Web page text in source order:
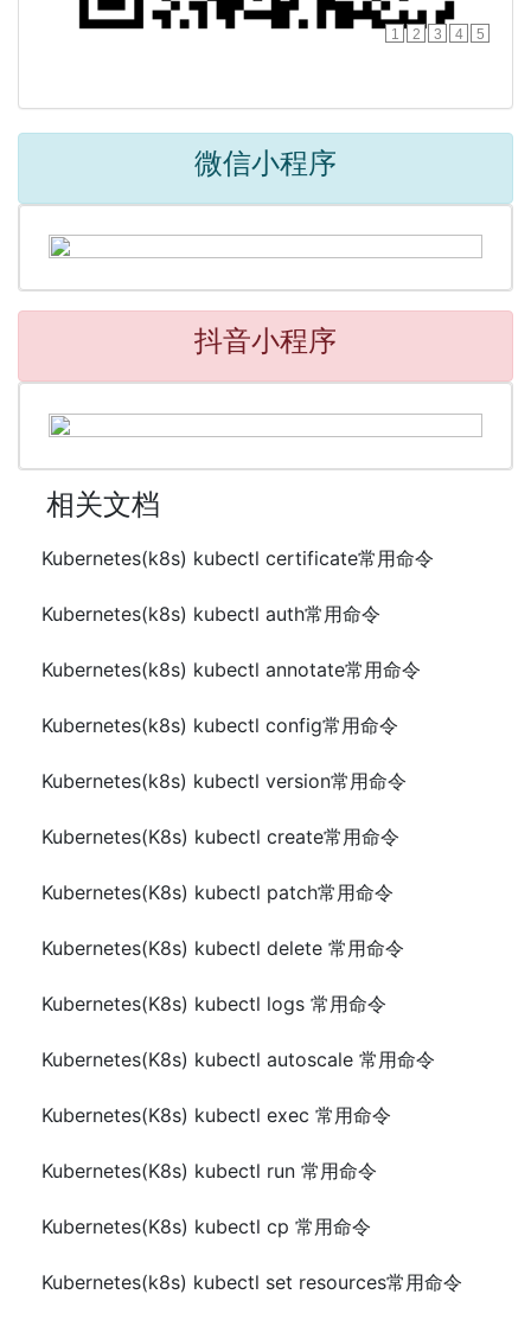
1 2 3 4 5
微信小程序
抖音小程序
相关文档
Kubernetes(k8s) kubectl certificate常用命令
Kubernetes(k8s) kubectl auth常用命令
Kubernetes(k8s) kubectl annotate常用命令
Kubernetes(k8s) kubectl config常用命令
Kubernetes(k8s) kubectl version常用命令
Kubernetes(K8s) kubectl create常用命令
Kubernetes(K8s) kubectl patch常用命令
Kubernetes(K8s) kubectl delete 常用命令
Kubernetes(K8s) kubectl logs 常用命令
Kubernetes(K8s) kubectl autoscale 常用命令
Kubernetes(K8s) kubectl exec 常用命令
Kubernetes(K8s) kubectl run 常用命令
Kubernetes(K8s) kubectl cp 常用命令
Kubernetes(k8s) kubectl set resources常用命令